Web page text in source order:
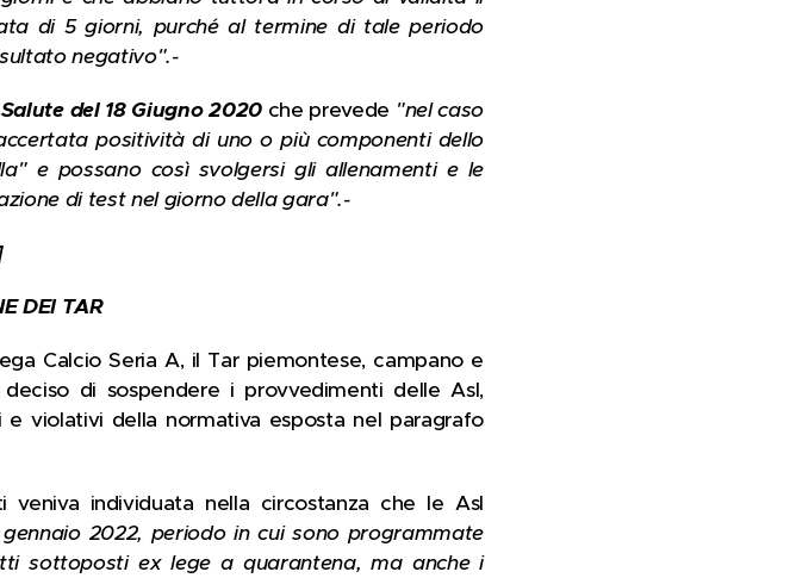
di 5 giorni, purché al termine di tale periodo
negativo".-
del 18 Giugno 2020che prevede "nel caso
positività di uno o più componenti dello
e possano così svolgersi gli allenamenti e le
di test nel giorno della gara".-
DEI TAR
Calcio Seria A, il Tar piemontese, campano e
di sospendere i provvedimenti delle Asl,
violativi della normativa esposta nel paragrafo
individuata nella circostanza che le Asl
2022, periodo in cui sono programmate
sottoposti ex lege a quarantena, ma anche i